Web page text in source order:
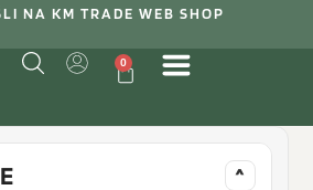
NA KM TRADE WEB SHOP
0
^